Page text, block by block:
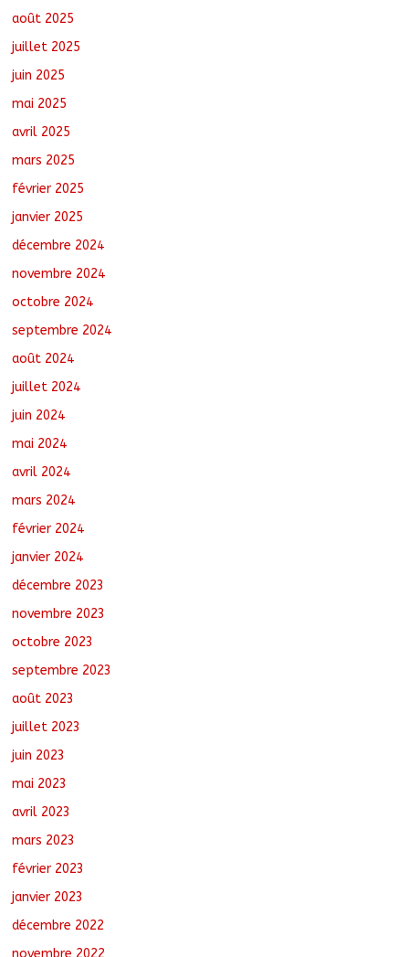
août 2025
juillet 2025
juin 2025
mai 2025
avril 2025
mars 2025
février 2025
janvier 2025
décembre 2024
novembre 2024
octobre 2024
septembre 2024
août 2024
juillet 2024
juin 2024
mai 2024
avril 2024
mars 2024
février 2024
janvier 2024
décembre 2023
novembre 2023
octobre 2023
septembre 2023
août 2023
juillet 2023
juin 2023
mai 2023
avril 2023
mars 2023
février 2023
janvier 2023
décembre 2022